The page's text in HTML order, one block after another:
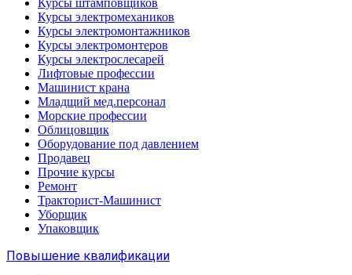
Курсы штамповщиков
Курсы электромехаников
Курсы электромонтажников
Курсы электромонтеров
Курсы электрослесарей
Лифтовые профессии
Машинист крана
Младщий мед.персонал
Морские профессии
Облицовщик
Оборудование под давлением
Продавец
Прочие курсы
Ремонт
Тракторист-Машинист
Уборщик
Упаковщик
Повышение квалификации